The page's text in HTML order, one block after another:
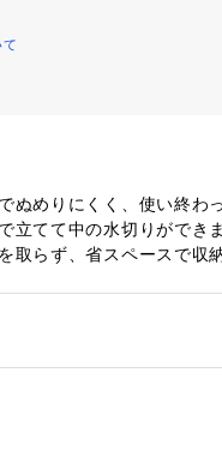
ぬめりにくく、使い終わ
立てて中の水切りができま
取らず、省スペースで収
可能（1～2時間程度）、
。容量：7.6L、食洗機可